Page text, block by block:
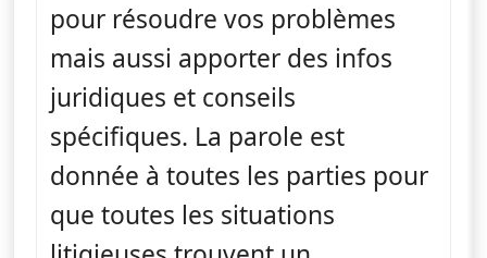
pour résoudre vos problèmes
mais aussi apporter des infos
juridiques et conseils
spécifiques. La parole est
donnée à toutes les parties pour
que toutes les situations